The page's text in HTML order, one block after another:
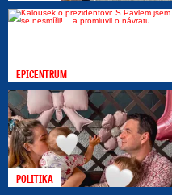
EPICENTRUM
POLITIKA